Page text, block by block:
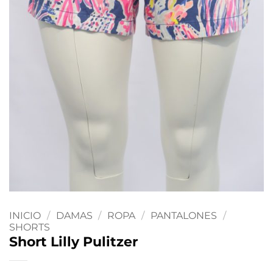
INICIO / DAMAS / ROPA / PANTALONES /
SHORTS
Short Lilly Pulitzer